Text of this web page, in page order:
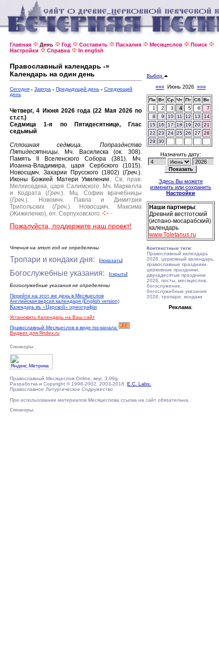
Главная День Год Составить Пасхалия Месяцеслов
Поиск
Настройки
Справка In english
Православный календарь -»
Календарь на один день
Сегодня Завтра Предыдущий день
Следующий
день
Четверг, 4 Июня 2026 года (22 Мая 2026 по
ст.ст.)
Седмица 1-я по Пятидесятнице, Глас
седьмый
Сплошная седмица.
Попразднство
Пятидесятницы.
Мч. Василиска (ок. 308).
Память II Вселенского Собора (381).
Мч.
Иоанна-Владимира, царя Сербского (1015).
Новосщмч. Захарии Прусского (1802) (Греч.).
Иконы Божией Матери Умиление. Св. прав.
Мелхиседека, царя Салимского. Мч. Маркелла
и Кодрата (Греч.).
Мц. Софии врачебницы
(Греч.).
Новомчч. Павла и Димитрия
Трипольских (Греч.).
Новосщмч. Максима
(Жижиленко), еп. Серпуховского.
Пожалуйста, поддержите наш проект!
Чтения на этот год не определены
Тропари и кондаки дня: [показать]
Богослужебные указания: [скрыть]
Богослужебные указания не определены
Перейти на этот же день в Месяцеслов
Английская версия календаря (English version)
Календарь въ «Царской» орѳографiи
Установить Календарь на Ваш сайт
Православный Месяцеслов в виде rss-канала
Виджет для Яndex.ru
Выбор
««« Июнь 2026 »»»
Пн Вт Ср Чт Пт Сб Вс
1
2 3 4 5 6
7
8
9 10 11 12 13
14
15
16 17 18 19 20
21
22
23 24 25 26 27
28
29
30
Назначить дату:
Здесь Вы можете
изменить или сохранить
Настройки
Наши партнеры:
Древний вестготский
(испано-мосарабский)
календарь
www.Toletanus.ru
Контекстные теги:
Православный календарь
2026, церковный календарь,
православные праздники,
церковные праздники,
двунадесятые праздники
2026, посты, месяцеслов,
богослужение,
богослужебные указания
2026, тропари, кондаки
Реклама:
Спонсоры:
Православный Месяцеслов Online, вер. 3.99g.
Разработка и Copyright © 1998-2002, 2003-2018, E.C. Labs.
Православное Литургическое Содружество
При использовании материалов Месяцеслова ссылка на сайт обязательна.
Спонсоры: